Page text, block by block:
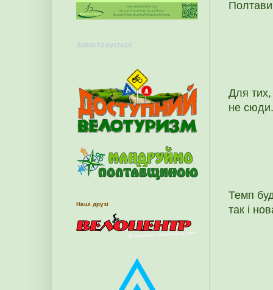
Для тих,
не
Темп
так і
Завантажується...
Наші друзі